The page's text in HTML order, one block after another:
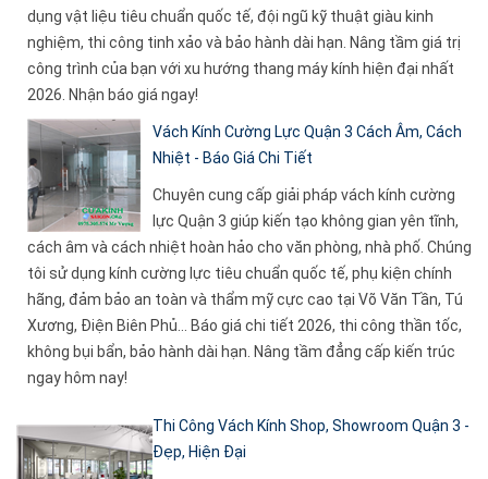
dụng vật liệu tiêu chuẩn quốc tế, đội ngũ kỹ thuật giàu kinh
nghiệm, thi công tinh xảo và bảo hành dài hạn. Nâng tầm giá trị
công trình của bạn với xu hướng thang máy kính hiện đại nhất
2026. Nhận báo giá ngay!
Vách Kính Cường Lực Quận 3 Cách Âm, Cách
Nhiệt - Báo Giá Chi Tiết
Chuyên cung cấp giải pháp vách kính cường
lực Quận 3 giúp kiến tạo không gian yên tĩnh,
cách âm và cách nhiệt hoàn hảo cho văn phòng, nhà phố. Chúng
tôi sử dụng kính cường lực tiêu chuẩn quốc tế, phụ kiện chính
hãng, đảm bảo an toàn và thẩm mỹ cực cao tại Võ Văn Tần, Tú
Xương, Điện Biên Phủ... Báo giá chi tiết 2026, thi công thần tốc,
không bụi bẩn, bảo hành dài hạn. Nâng tầm đẳng cấp kiến trúc
ngay hôm nay!
Thi Công Vách Kính Shop, Showroom Quận 3 -
Đẹp, Hiện Đại